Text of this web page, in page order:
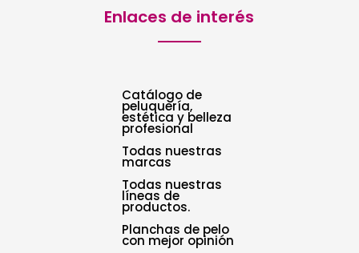
Enlaces de interés
Catálogo de
peluquería,
estética y belleza
profesional
Todas nuestras
marcas
Todas nuestras
líneas de
productos.
Planchas de pelo
con mejor opinión